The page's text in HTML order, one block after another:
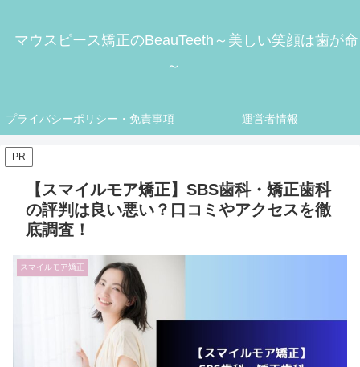
マウスピース矯正のBeauTeeth～美しい笑顔は歯が命
～
プライバシーポリシー・免責事項 運営者情報
PR
【スマイルモア矯正】SBS歯科・矯正歯科
の評判は良い悪い？口コミやアクセスを徹
底調査！
スマイルモア矯正